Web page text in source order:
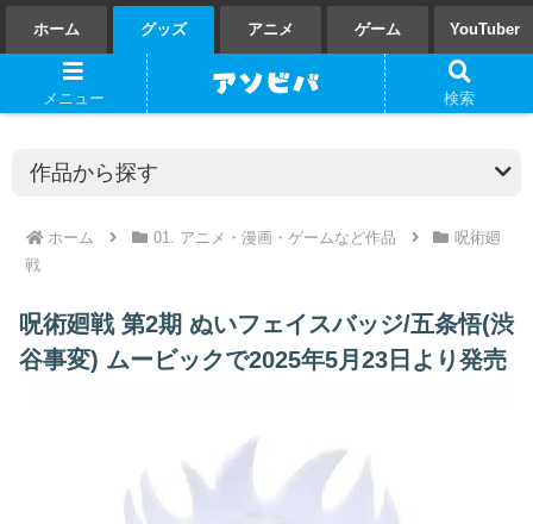
ホーム グッズ アニメ ゲーム YouTuber
ホーム 01. アニメ・漫画・ゲームなど作品
呪術廻
戦
呪術廻戦 第2期 ぬいフェイスバッジ/五条悟(渋
谷事変) ムービックで2025年5月23日より発売
メニュー 検索